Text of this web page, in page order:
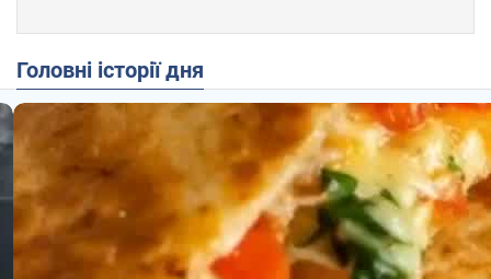
Головні історії дня